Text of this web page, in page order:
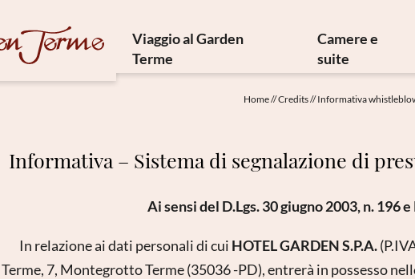
Viaggio al Garden
Terme
Storia e tesori d’arte
Newsletter
Camere e
suite
Offerte
Galleria
Prenotazione
Richiesta
Home//Credits//Informativa
Informativa – Sistema di segnalazione di
Ai sensi del D.Lgs. 30 giugno 2003, n. 196
In relazione ai dati personali di cui HOTEL GARDEN S.P.A.
Terme, 7, Montegrotto Terme (35036 -PD), entrerà in possesso